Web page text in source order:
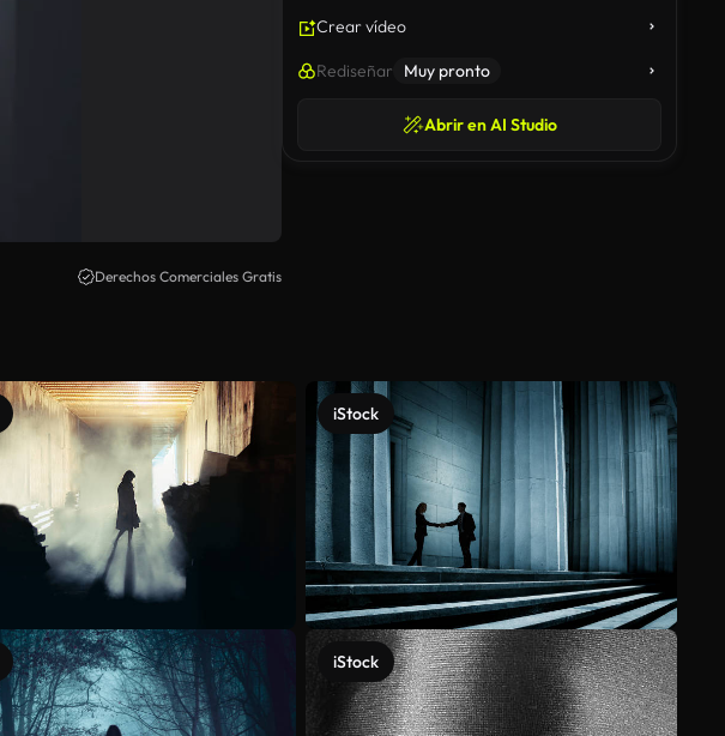
Derechos Comerciales Gratis
Crear vídeo
Rediseñar Muy pronto
Abrir en AI Studio
iStock
iStock